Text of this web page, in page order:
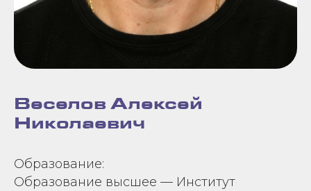
Веселов Алексей
Николаевич
Образование:
Образование высшее — Институт